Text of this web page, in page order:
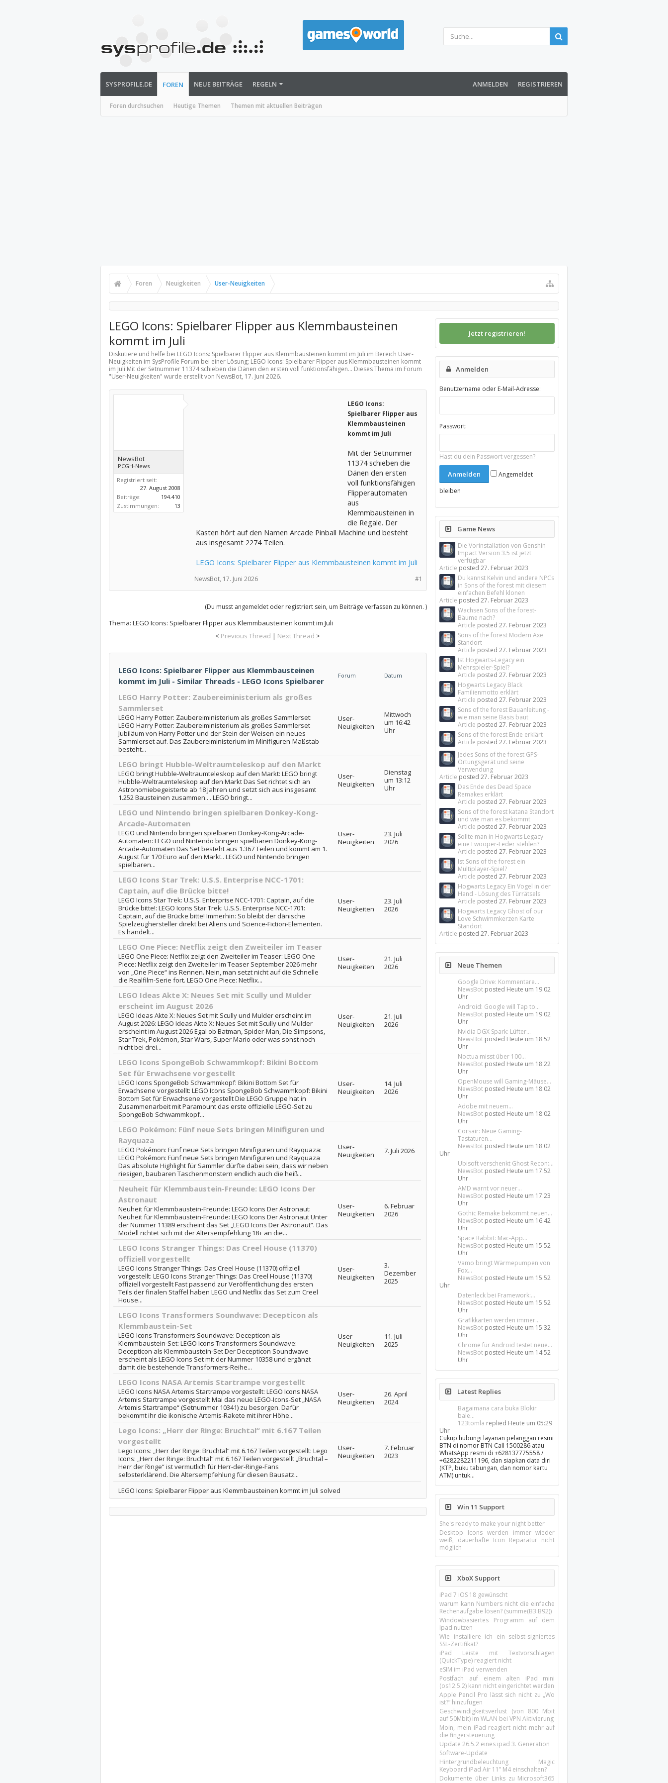
SYSPROFILE.DE FOREN
Foren durchsuchen Heutige Themen Themen mit aktuellen Beiträgen
NEUE BEITRÄGE REGELN ANMELDEN REGISTRIEREN
Foren Neuigkeiten User-Neuigkeiten
LEGO Icons: Spielbarer Flipper aus Klemmbausteinen
kommt im Juli
Diskutiere und helfe bei LEGO Icons: Spielbarer Flipper aus Klemmbausteinen kommt im Juli im Bereich User-
Neuigkeiten im SysProfile Forum bei einer Lösung; LEGO Icons: Spielbarer Flipper aus Klemmbausteinen kommt
im Juli Mit der Setnummer 11374 schieben die Dänen den ersten voll funktionsfähigen... Dieses Thema im Forum
"User-Neuigkeiten" wurde erstellt von NewsBot, 17. Juni 2026.
NewsBot
PCGH-News
Registriert seit:
27. August 2008
Beiträge:
194.410
Zustimmungen:
13
LEGO Icons:
Spielbarer Flipper aus
Klemmbausteinen
kommt im Juli
Mit der Setnummer
11374 schieben die
Dänen den ersten
voll funktionsfähigen
Flipperautomaten
aus
Klemmbausteinen in
die Regale. Der
Kasten hört auf den Namen Arcade Pinball Machine und besteht
aus insgesamt 2274 Teilen.
LEGO Icons: Spielbarer Flipper aus Klemmbausteinen kommt im Juli
#1
NewsBot, 17. Juni 2026
(Du musst angemeldet oder registriert sein, um Beiträge verfassen zu können. )
Thema: LEGO Icons: Spielbarer Flipper aus Klemmbausteinen kommt im Juli
< Previous Thread | Next Thread >
LEGO Icons: Spielbarer Flipper aus Klemmbausteinen
kommt im Juli - Similar Threads - LEGO Icons Spielbarer
Forum Datum
LEGO Harry Potter: Zaubereiministerium als großes
Sammlerset
LEGO Harry Potter: Zaubereiministerium als großes Sammlerset:
LEGO Harry Potter: Zaubereiministerium als großes Sammlerset
Jubiläum von Harry Potter und der Stein der Weisen ein neues
Sammlerset auf. Das Zaubereiministerium im Minifiguren-Maßstab
besteht...
User-
Neuigkeiten
Mittwoch
um 16:42
Uhr
LEGO bringt Hubble-Weltraumteleskop auf den Markt
LEGO bringt Hubble-Weltraumteleskop auf den Markt: LEGO bringt
Hubble-Weltraumteleskop auf den Markt Das Set richtet sich an
Astronomiebegeisterte ab 18 Jahren und setzt sich aus insgesamt
1.252 Bausteinen zusammen.. . LEGO bringt...
User-
Neuigkeiten
Dienstag
um 13:12
Uhr
LEGO und Nintendo bringen spielbaren Donkey-Kong-
Arcade-Automaten
LEGO und Nintendo bringen spielbaren Donkey-Kong-Arcade-
Automaten: LEGO und Nintendo bringen spielbaren Donkey-Kong-
Arcade-Automaten Das Set besteht aus 1.367 Teilen und kommt am 1.
August für 170 Euro auf den Markt.. LEGO und Nintendo bringen
spielbaren...
User-
Neuigkeiten
23. Juli
2026
LEGO Icons Star Trek: U.S.S. Enterprise NCC-1701:
Captain, auf die Brücke bitte!
LEGO Icons Star Trek: U.S.S. Enterprise NCC-1701: Captain, auf die
Brücke bitte!: LEGO Icons Star Trek: U.S.S. Enterprise NCC-1701:
Captain, auf die Brücke bitte! Immerhin: So bleibt der dänische
Spielzeughersteller direkt bei Aliens und Science-Fiction-Elementen.
Es handelt...
User-
Neuigkeiten
23. Juli
2026
LEGO One Piece: Netflix zeigt den Zweiteiler im Teaser
LEGO One Piece: Netflix zeigt den Zweiteiler im Teaser: LEGO One
Piece: Netflix zeigt den Zweiteiler im Teaser September 2026 mehr
von „One Piece“ ins Rennen. Nein, man setzt nicht auf die Schnelle
die Realfilm-Serie fort. LEGO One Piece: Netflix...
User-
Neuigkeiten
21. Juli
2026
LEGO Ideas Akte X: Neues Set mit Scully und Mulder
erscheint im August 2026
LEGO Ideas Akte X: Neues Set mit Scully und Mulder erscheint im
August 2026: LEGO Ideas Akte X: Neues Set mit Scully und Mulder
erscheint im August 2026 Egal ob Batman, Spider-Man, Die Simpsons,
Star Trek, Pokémon, Star Wars, Super Mario oder was sonst noch
nicht bei drei...
User-
Neuigkeiten
21. Juli
2026
LEGO Icons SpongeBob Schwammkopf: Bikini Bottom
Set für Erwachsene vorgestellt
LEGO Icons SpongeBob Schwammkopf: Bikini Bottom Set für
Erwachsene vorgestellt: LEGO Icons SpongeBob Schwammkopf: Bikini
Bottom Set für Erwachsene vorgestellt Die LEGO Gruppe hat in
Zusammenarbeit mit Paramount das erste offizielle LEGO-Set zu
SpongeBob Schwammkopf...
User-
Neuigkeiten
14. Juli
2026
LEGO Pokémon: Fünf neue Sets bringen Minifiguren und
Rayquaza
LEGO Pokémon: Fünf neue Sets bringen Minifiguren und Rayquaza:
LEGO Pokémon: Fünf neue Sets bringen Minifiguren und Rayquaza
Das absolute Highlight für Sammler dürfte dabei sein, dass wir neben
riesigen, baubaren Taschenmonstern endlich auch die heiß...
User-
Neuigkeiten
7. Juli 2026
Neuheit für Klemmbaustein-Freunde: LEGO Icons Der
Astronaut
Neuheit für Klemmbaustein-Freunde: LEGO Icons Der Astronaut:
Neuheit für Klemmbaustein-Freunde: LEGO Icons Der Astronaut Unter
der Nummer 11389 erscheint das Set „LEGO Icons Der Astronaut“. Das
Modell richtet sich mit der Altersempfehlung 18+ an die...
User-
Neuigkeiten
6. Februar
2026
LEGO Icons Stranger Things: Das Creel House (11370)
offiziell vorgestellt
LEGO Icons Stranger Things: Das Creel House (11370) offiziell
vorgestellt: LEGO Icons Stranger Things: Das Creel House (11370)
offiziell vorgestellt Fast passend zur Veröffentlichung des ersten
Teils der finalen Staffel haben LEGO und Netflix das Set zum Creel
House...
User-
Neuigkeiten
3.
Dezember
2025
LEGO Icons Transformers Soundwave: Decepticon als
Klemmbaustein-Set
LEGO Icons Transformers Soundwave: Decepticon als
Klemmbaustein-Set: LEGO Icons Transformers Soundwave:
Decepticon als Klemmbaustein-Set Der Decepticon Soundwave
erscheint als LEGO Icons Set mit der Nummer 10358 und ergänzt
damit die bestehende Transformers-Reihe...
User-
Neuigkeiten
11. Juli
2025
LEGO Icons NASA Artemis Startrampe vorgestellt
LEGO Icons NASA Artemis Startrampe vorgestellt: LEGO Icons NASA
Artemis Startrampe vorgestellt Mai das neue LEGO-Icons-Set „NASA
Artemis Startrampe“ (Setnummer 10341) zu besorgen. Dafür
bekommt ihr die ikonische Artemis-Rakete mit ihrer Höhe...
User-
Neuigkeiten
26. April
2024
Lego Icons: „Herr der Ringe: Bruchtal“ mit 6.167 Teilen
vorgestellt
Lego Icons: „Herr der Ringe: Bruchtal“ mit 6.167 Teilen vorgestellt: Lego
Icons: „Herr der Ringe: Bruchtal“ mit 6.167 Teilen vorgestellt „Bruchtal –
Herr der Ringe“ ist vermutlich für Herr-der-Ringe-Fans
selbsterklärend. Die Altersempfehlung für diesen Bausatz...
User-
Neuigkeiten
7. Februar
2023
LEGO Icons: Spielbarer Flipper aus Klemmbausteinen kommt im Juli solved
Jetzt registrieren!
Anmelden
Benutzername oder E-Mail-Adresse:
Passwort:
Hast du dein Passwort vergessen?
Angemeldet
bleiben
Game News
Die Vorinstallation von Genshin
Impact Version 3.5 ist jetzt
verfügbar
Article posted27. Februar 2023
Du kannst Kelvin und andere NPCs
in Sons of the forest mit diesem
einfachen Befehl klonen
Article posted27. Februar 2023
Wachsen Sons of the forest-
Bäume nach?
Article posted27. Februar 2023
Sons of the forest Modern Axe
Standort
Article posted27. Februar 2023
Ist Hogwarts-Legacy ein
Mehrspieler-Spiel?
Article posted27. Februar 2023
Hogwarts Legacy Black
Familienmotto erklärt
Article posted27. Februar 2023
Sons of the forest Bauanleitung -
wie man seine Basis baut
Article posted27. Februar 2023
Sons of the forest Ende erklärt
Article posted27. Februar 2023
Jedes Sons of the forest GPS-
Ortungsgerät und seine
Verwendung
Article posted27. Februar 2023
Das Ende des Dead Space
Remakes erklärt
Article posted27. Februar 2023
Sons of the forest katana Standort
und wie man es bekommt
Article posted27. Februar 2023
Sollte man in Hogwarts Legacy
eine Fwooper-Feder stehlen?
Article posted27. Februar 2023
Ist Sons of the forest ein
Multiplayer-Spiel?
Article posted27. Februar 2023
Hogwarts Legacy Ein Vogel in der
Hand - Lösung des Türrätsels
Article posted27. Februar 2023
Hogwarts Legacy Ghost of our
Love Schwimmkerzen Karte
Standort
Article posted27. Februar 2023
Neue Themen
Google Drive: Kommentare...
NewsBot posted Heute um 19:02
Uhr
Android: Google will Tap to...
NewsBot posted Heute um 19:02
Uhr
Nvidia DGX Spark: Lüfter...
NewsBot posted Heute um 18:52
Uhr
Noctua misst über 100...
NewsBot posted Heute um 18:22
Uhr
OpenMouse will Gaming-Mäuse...
NewsBot posted Heute um 18:02
Uhr
Adobe mit neuem...
NewsBot posted Heute um 18:02
Uhr
Corsair: Neue Gaming-
Tastaturen...
NewsBot posted Heute um 18:02
Uhr
Ubisoft verschenkt Ghost Recon:...
NewsBot posted Heute um 17:52
Uhr
AMD warnt vor neuer...
NewsBot posted Heute um 17:23
Uhr
Gothic Remake bekommt neuen...
NewsBot posted Heute um 16:42
Uhr
Space Rabbit: Mac-App...
NewsBot posted Heute um 15:52
Uhr
Vamo bringt Wärmepumpen von
Fox...
NewsBot posted Heute um 15:52
Uhr
Datenleck bei Framework:...
NewsBot posted Heute um 15:52
Uhr
Grafikkarten werden immer...
NewsBot posted Heute um 15:32
Uhr
Chrome für Android testet neue...
NewsBot posted Heute um 14:52
Uhr
Latest Replies
Bagaimana cara buka Blokir
bale...
123tomla replied Heute um 05:29
Uhr
Cukup hubungi layanan pelanggan resmi
BTN di nomor BTN Call 1500286 atau
WhatsApp resmi di +628137775558 /
+6282282211196, dan siapkan data diri
(KTP, buku tabungan, dan nomor kartu
ATM) untuk…
Win 11 Support
She's ready to make your night better
Desktop Icons werden immer wieder
weiß, dauerhafte Icon Reparatur nicht
möglich
XboX Support
iPad 7 iOS 18 gewünscht
warum kann Numbers nicht die einfache
Rechenaufgabe lösen? (summe(B3:B92))
Windowbasiertes Programm auf dem
Ipad nutzen
Wie installiere ich ein selbst-signiertes
SSL-Zertifikat?
iPad Leiste mit Textvorschlägen
(QuickType) reagiert nicht
eSIM im iPad verwenden
Postfach auf einem alten iPad mini
(os12.5.2) kann nicht eingerichtet werden
Apple Pencil Pro lässt sich nicht zu „Wo
ist?“ hinzufügen
Geschwindigkeitsverlust (von 800 Mbit
auf 50Mbit) im WLAN bei VPN Aktivierung
Moin, mein iPad reagiert nicht mehr auf
die fingersteuerung
Update 26.5.2 eines ipad 3. Generation
Software-Update
Hintergrundbeleuchtung Magic
Keyboard iPad Air 11’’ M4 einschalten?
Dokumente über Links zu Microsoft365